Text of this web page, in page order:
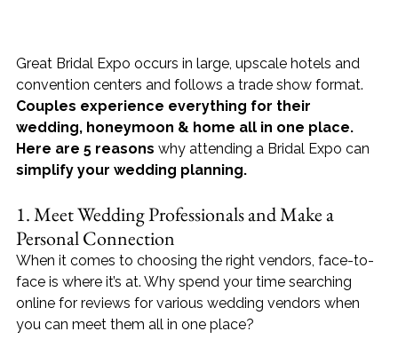
Great Bridal Expo occurs in large, upscale hotels and
convention centers and follows a trade show format.
Couples experience everything for their
wedding, honeymoon & home all in one place.
Here are 5 reasons why attending a Bridal Expo can
simplify your wedding planning.
1. Meet Wedding Professionals and Make a
Personal Connection
When it comes to choosing the right vendors, face-to-
face is where it’s at. Why spend your time searching
online for reviews for various wedding vendors when
you can meet them all in one place?